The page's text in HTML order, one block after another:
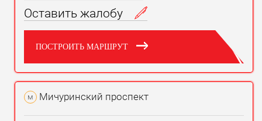
Оставить жалобу
ПОСТРОИТЬ МАРШРУТ
м Мичуринский проспект